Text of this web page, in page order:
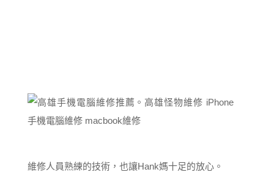
維修人員熟練的技術，也讓Hank媽十足的放心。